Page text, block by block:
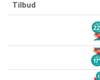
Tilbud